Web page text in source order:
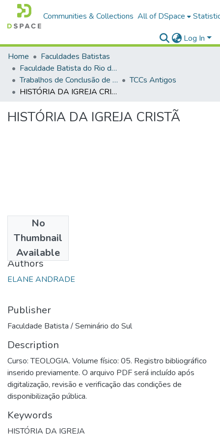
Communities & Collections All of DSpace
Log In
Home
Faculdades Batistas
Faculdade Batista do Rio de Janeiro (FABAT-RJ)
Trabalhos de Conclusão de Curso (TCC)
TCCs Antigos
HISTÓRIA DA IGREJA CRISTÃ
HISTÓRIA DA IGREJA CRISTÃ
No
Thumbnail
Available
1996
Authors
ELANE ANDRADE
Publisher
Faculdade Batista / Seminário do Sul
Description
Curso: TEOLOGIA. Volume físico: 05. Registro bibliográfico
inserido previamente. O arquivo PDF será incluído após
digitalização, revisão e verificação das condições de
disponibilização pública.
Keywords
HISTÓRIA DA IGREJA